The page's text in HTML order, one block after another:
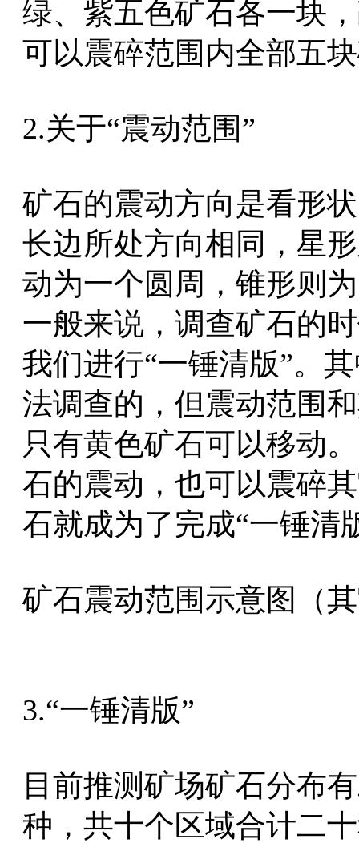
绿、紫五色矿石各一块
可以震碎范围内全部五
2.关于“震动范围”
矿石的震动方向是看形
长边所处方向相同，星
动为一个圆周，锥形则
一般来说，调查矿石的
我们进行“一锤清版”。
法调查的，但震动范围
只有黄色矿石可以移动
石的震动，也可以震碎
石就成为了完成“一锤清
矿石震动范围示意图（
3.“一锤清版”
目前推测矿场矿石分布
种，共十个区域合计二